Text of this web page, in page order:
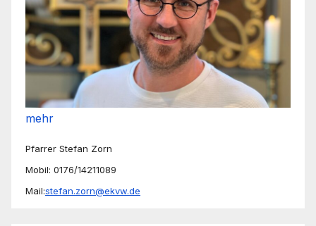
mehr
Pfarrer Stefan Zorn
Mobil: 0176/14211089
Mail:stefan.zorn@ekvw.de